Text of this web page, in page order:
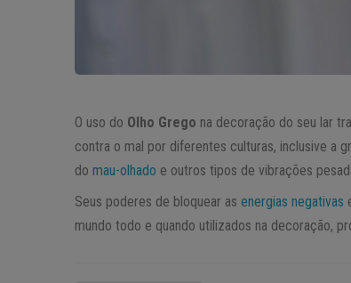
O uso do Olho Grego na decoração do seu lar
contra o mal por diferentes culturas, inclusive a
domau-olhado e outros tipos de vibrações
Seus poderes de bloquear asenergias negativas
mundo todo e quando utilizados na decoração,